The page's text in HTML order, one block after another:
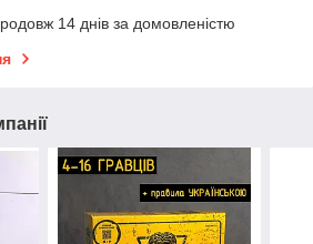
14 днів за домовленістю